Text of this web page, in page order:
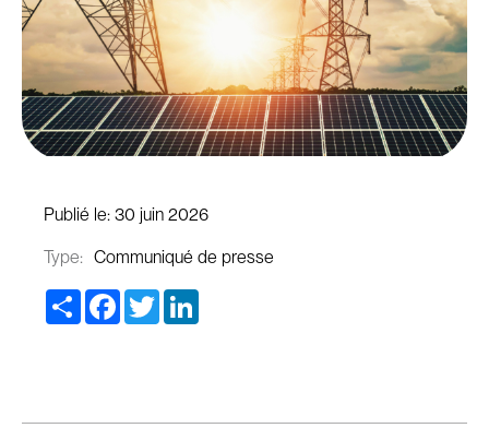
Publié le: 30 juin 2026
Type: Communiqué de presse
Share Facebook
Twitter